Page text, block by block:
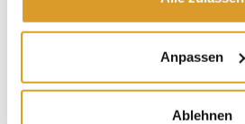
Anpassen
Ablehnen
Frucht Hydropresse 20 L
€ 594,26